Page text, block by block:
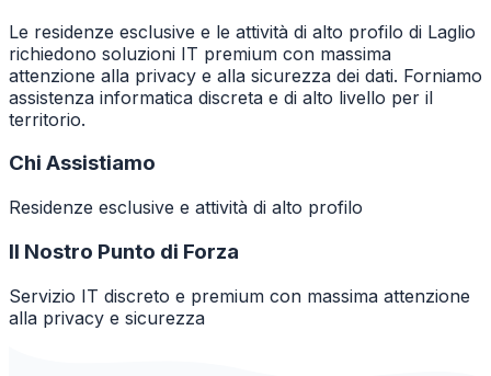
Le residenze esclusive e le attività di alto profilo di Laglio
richiedono soluzioni IT premium con massima
attenzione alla privacy e alla sicurezza dei dati. Forniamo
assistenza informatica discreta e di alto livello per il
territorio.
Chi Assistiamo
Residenze esclusive e attività di alto profilo
Il Nostro Punto di Forza
Servizio IT discreto e premium con massima attenzione
alla privacy e sicurezza